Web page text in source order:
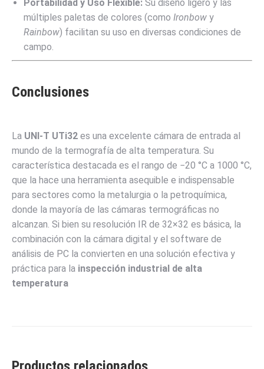
Portabilidad y Uso Flexible: Su diseño ligero y las
múltiples paletas de colores (como Ironbow y
Rainbow) facilitan su uso en diversas condiciones de
campo.
Conclusiones
La UNI-T UTi32 es una excelente cámara de entrada al
mundo de la termografía de alta temperatura. Su
característica destacada es el rango de −20 °C a 1000 °C,
que la hace una herramienta asequible e indispensable
para sectores como la metalurgia o la petroquímica,
donde la mayoría de las cámaras termográficas no
alcanzan. Si bien su resolución IR de 32×32 es básica, la
combinación con la cámara digital y el software de
análisis de PC la convierten en una solución efectiva y
práctica para la inspección industrial de alta
temperatura